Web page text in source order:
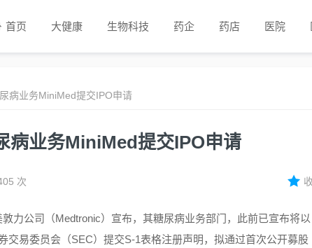
首页 大健康 生物科技 药企 药店 医院
病业务MiniMed提交IPO申请
病业务MiniMed提交IPO申请
次
力公司（Medtronic）宣布，其糖尿病业务部门，此前已宣布将以
交易委员会（SEC）提交S-1表格注册声明，拟通过首次公开募股